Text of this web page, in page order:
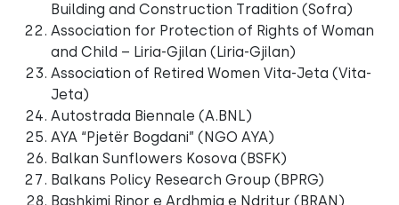
Building and Construction Tradition (Sofra)
Association for Protection of Rights of Woman
and Child – Liria-Gjilan (Liria-Gjilan)
Association of Retired Women Vita-Jeta (Vita-
Jeta)
Autostrada Biennale (A.BNL)
AYA “Pjetër Bogdani” (NGO AYA)
Balkan Sunflowers Kosova (BSFK)
Balkans Policy Research Group (BPRG)
Bashkimi Rinor e Ardhmja e Ndritur (BRAN)